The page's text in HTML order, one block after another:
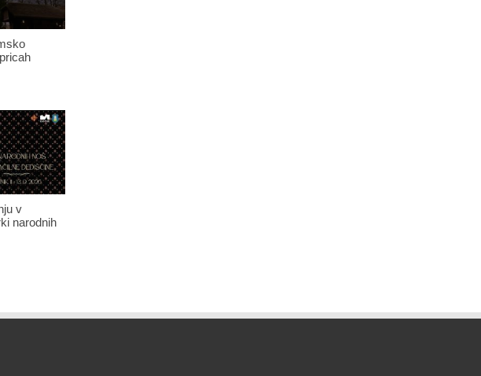
v
narodnih